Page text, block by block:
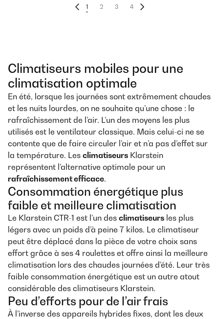
1 2 3 4
Climatiseurs mobiles pour une
climatisation optimale
En été, lorsque les journées sont extrêmement chaudes
et les nuits lourdes, on ne souhaite qu’une chose : le
rafraîchissement de l’air. L’un des moyens les plus
utilisés est le ventilateur classique. Mais celui-ci ne se
contente que de faire circuler l’air et n’a pas d’effet sur
la température. Les climatiseurs Klarstein
représentent l’alternative optimale pour un
rafraîchissement efficace.
Consommation énergétique plus
faible et meilleure climatisation
Le Klarstein CTR-1 est l’un des climatiseurs les plus
légers avec un poids d’à peine 7 kilos. Le climatiseur
peut être déplacé dans la pièce de votre choix sans
effort grâce à ses 4 roulettes et offre ainsi la meilleure
climatisation lors des chaudes journées d’été. Leur très
faible consommation énergétique est un autre atout
considérable des climatiseurs Klarstein.
Peu d’efforts pour de l’air frais
À l’inverse des appareils hybrides fixes, dont les deux